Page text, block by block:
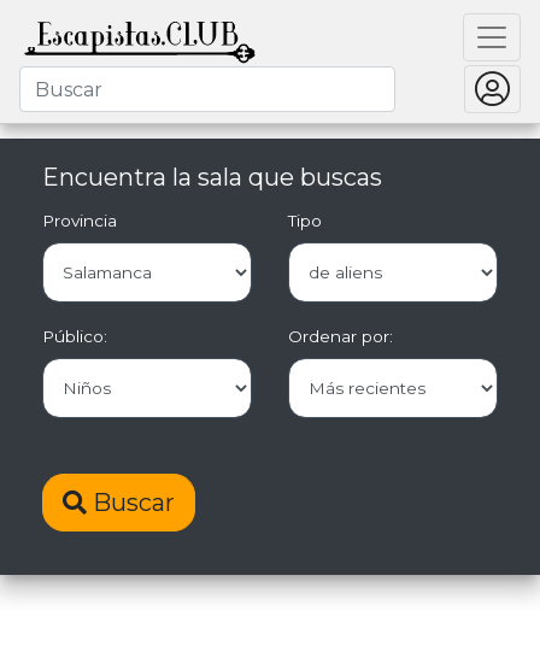
Encuentra la sala que buscas
Provincia Tipo
Público: Ordenar por:
Buscar